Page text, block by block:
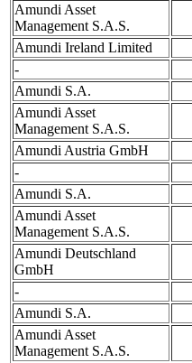
Amundi Asset
Management S.A.S.
Amundi Ireland Limited
-
Amundi S.A.
Amundi Asset
Management S.A.S.
Amundi Austria GmbH
-
Amundi S.A.
Amundi Asset
Management S.A.S.
Amundi Deutschland
GmbH
-
Amundi S.A.
Amundi Asset
Management S.A.S.